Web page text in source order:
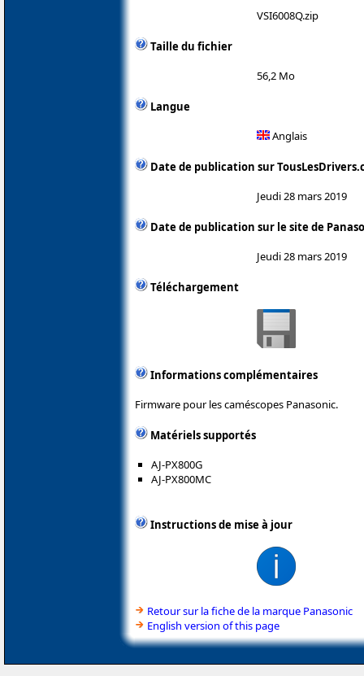
VSI6008Q.zip
Taille du fichier
56,2 Mo
Langue
Anglais
Date de publication sur
Jeudi 28 mars 2019
Date de publication sur le site de
Jeudi 28 mars 2019
Téléchargement
Informations complémentaires
Firmware pour les caméscopes Panasonic.
Matériels supportés
AJ-PX800G
AJ-PX800MC
Instructions de mise à jour
Retour sur la fiche de la marque Panasonic
English version of this page